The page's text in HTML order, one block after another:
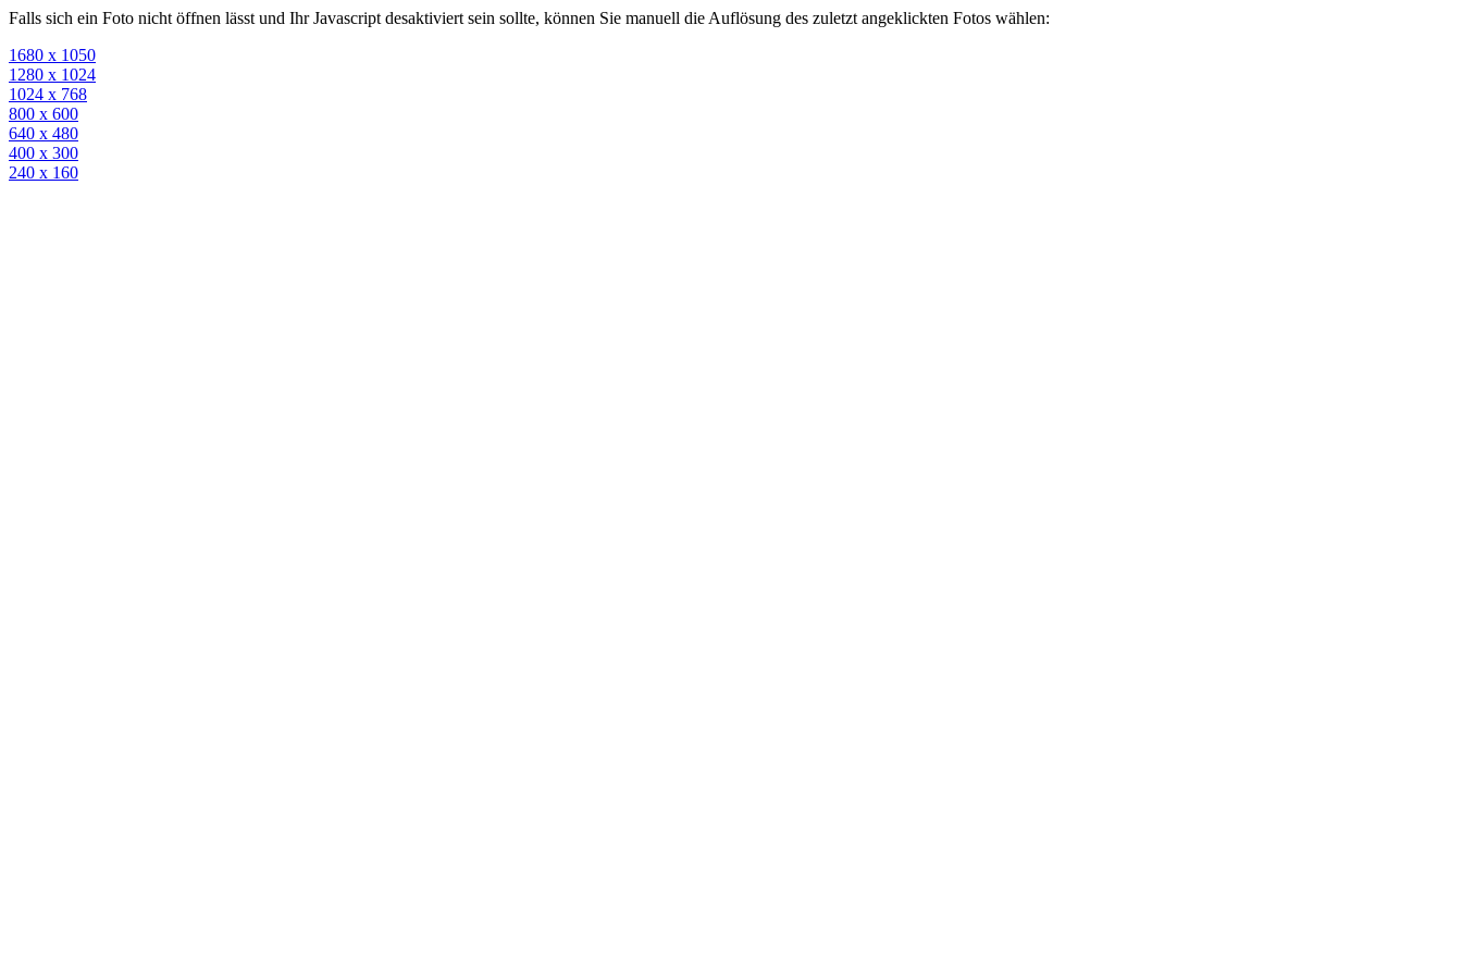
Falls sich ein Foto nicht öffnen lässt und Ihr Javascript desaktiviert sein sollte, können Sie manuell die Auflösung des zuletzt angeklickten Fotos wählen:
1680 x 1050
1280 x 1024
1024 x 768
800 x 600
640 x 480
400 x 300
240 x 160